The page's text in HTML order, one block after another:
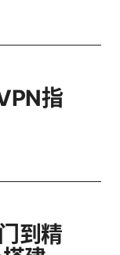
指
到精